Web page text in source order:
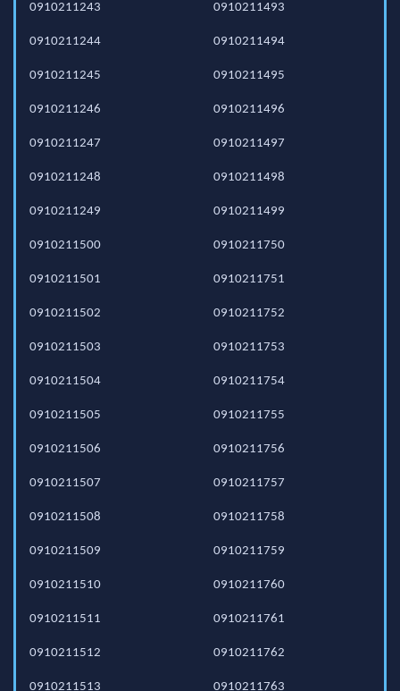
0910211243
0910211244
0910211245
0910211246
0910211247
0910211248
0910211249
0910211493
0910211494
0910211495
0910211496
0910211497
0910211498
0910211499
0910211500
0910211501
0910211502
0910211503
0910211504
0910211505
0910211506
0910211507
0910211508
0910211509
0910211510
0910211511
0910211512
0910211513
0910211750
0910211751
0910211752
0910211753
0910211754
0910211755
0910211756
0910211757
0910211758
0910211759
0910211760
0910211761
0910211762
0910211763